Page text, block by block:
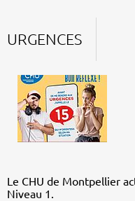
URGENCES
Le CHU de Montpellier
Niveau 1.